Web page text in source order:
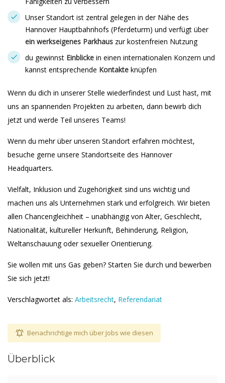
Unser Standort ist zentral gelegen in der Nähe des
Hannover Hauptbahnhofs (Pferdeturm) und verfügt über
ein werkseigenes Parkhaus zur kostenfreien Nutzung
du gewinnst Einblicke in einen internationalen Konzern und
kannst entsprechende Kontakte knüpfen
Wenn du dich in unserer Stelle wiederfindest und Lust hast, mit
uns an spannenden Projekten zu arbeiten, dann bewirb dich
jetzt und werde Teil unseres Teams!
Wenn du mehr über unseren Standort erfahren möchtest,
besuche gerne unsere Standortseite des Hannover
Headquarters.
Vielfalt, Inklusion und Zugehörigkeit sind uns wichtig und
machen uns als Unternehmen stark und erfolgreich. Wir bieten
allen Chancengleichheit – unabhängig von Alter, Geschlecht,
Nationalität, kultureller Herkunft, Behinderung, Religion,
Weltanschauung oder sexueller Orientierung.
Sie wollen mit uns Gas geben? Starten Sie durch und bewerben
Sie sich jetzt!
Verschlagwortet als: Arbeitsrecht, Referendariat
Benachrichtige mich über Jobs wie diesen
Überblick